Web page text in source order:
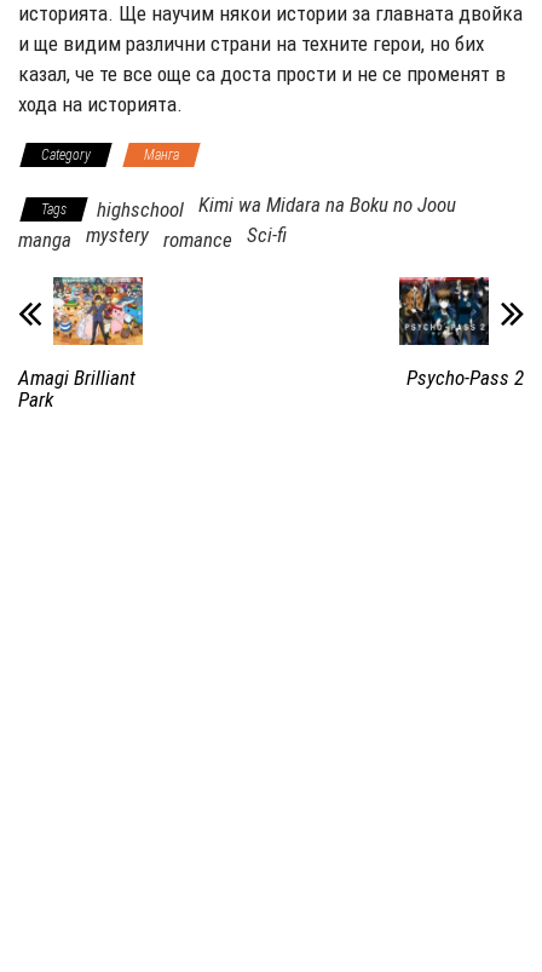
историята. Ще научим някои истории за главната двойка
и ще видим различни страни на техните герои, но бих
казал, че те все още са доста прости и не се променят в
хода на историята.
Category Манга
Tags highschool Kimi wa Midara na Boku no Joou
manga
mystery romance Sci-fi
Amagi Brilliant
Park
Psycho-Pass 2